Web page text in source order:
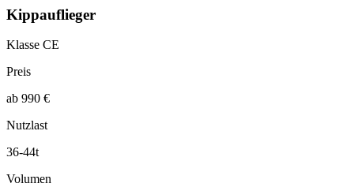
Kippauflieger
Klasse CE
Preis
ab 990 €
Nutzlast
36-44t
Volumen